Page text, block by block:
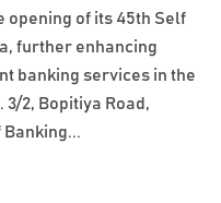
opening of its 45th Self
further enhancing
banking services in the
2, Bopitiya Road,